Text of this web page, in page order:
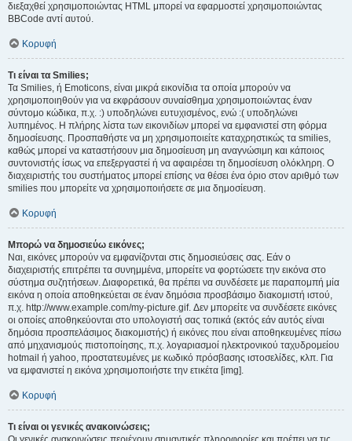
διεξαχθεί χρησιμοποιώντας HTML μπορεί να εφαρμοστεί χρησιμοποιώντας
BBCode αντί αυτού.
Κορυφή
Τι είναι τα Smilies;
Τα Smilies, ή Emoticons, είναι μικρά εικονίδια τα οποία μπορούν να
χρησιμοποιηθούν για να εκφράσουν συναίσθημα χρησιμοποιώντας έναν
σύντομο κώδικα, π.χ. :) υποδηλώνει ευτυχισμένος, ενώ :( υποδηλώνει
λυπημένος. Η πλήρης λίστα των εικονιδίων μπορεί να εμφανιστεί στη φόρμα
δημοσίευσης. Προσπαθήστε να μη χρησιμοποιείτε καταχρηστικώς τα smilies,
καθώς μπορεί να καταστήσουν μια δημοσίευση μη αναγνώσιμη και κάποιος
συντονιστής ίσως να επεξεργαστεί ή να αφαιρέσει τη δημοσίευση ολόκληρη. Ο
διαχειριστής του συστήματος μπορεί επίσης να θέσει ένα όριο στον αριθμό των
smilies που μπορείτε να χρησιμοποιήσετε σε μια δημοσίευση.
Κορυφή
Μπορώ να δημοσιεύω εικόνες;
Ναι, εικόνες μπορούν να εμφανίζονται στις δημοσιεύσεις σας. Εάν ο
διαχειριστής επιτρέπει τα συνημμένα, μπορείτε να φορτώσετε την εικόνα στο
σύστημα συζητήσεων. Διαφορετικά, θα πρέπει να συνδέσετε με παραπομπή μία
εικόνα η οποία αποθηκεύεται σε έναν δημόσια προσβάσιμο διακομιστή ιστού,
π.χ. http://www.example.com/my-picture.gif. Δεν μπορείτε να συνδέσετε εικόνες
οι οποίες αποθηκεύονται στο υπολογιστή σας τοπικά (εκτός εάν αυτός είναι
δημόσια προσπελάσιμος διακομιστής) ή εικόνες που είναι αποθηκευμένες πίσω
από μηχανισμούς πιστοποίησης, π.χ. λογαριασμοί ηλεκτρονικού ταχυδρομείου
hotmail ή yahoo, προστατευμένες με κωδικό πρόσβασης ιστοσελίδες, κλπ. Για
να εμφανιστεί η εικόνα χρησιμοποιήστε την ετικέτα [img].
Κορυφή
Τι είναι οι γενικές ανακοινώσεις;